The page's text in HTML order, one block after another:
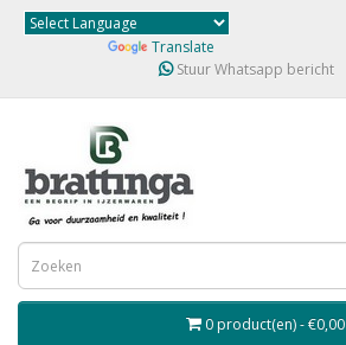
Translate
Stuur Whatsapp bericht
0 product(en) - €0,00